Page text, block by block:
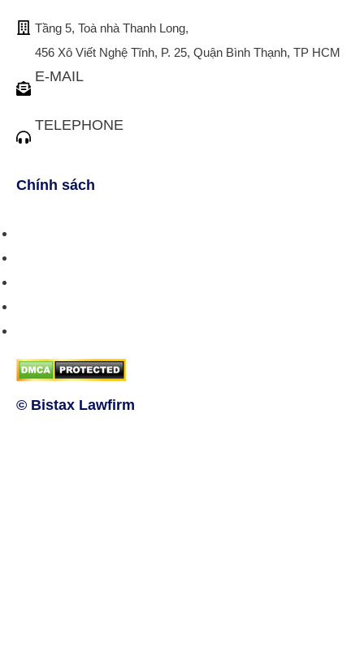
Tầng 5, Toà nhà Thanh Long,
456 Xô Viết Nghệ Tĩnh, P. 25, Quận Bình Thạnh, TP HCM
E-MAIL
TELEPHONE
Chính sách
© Bistax Lawfirm